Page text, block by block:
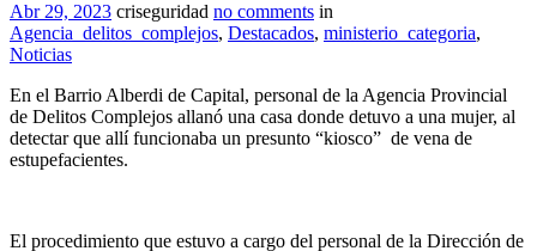
Abr 29, 2023 criseguridad no comments in
Agencia_delitos_complejos, Destacados, ministerio_categoria,
Noticias
En el Barrio Alberdi de Capital, personal de la Agencia Provincial
de Delitos Complejos allanó una casa donde detuvo a una mujer, al
detectar que allí funcionaba un presunto “kiosco” de vena de
estupefacientes.
El procedimiento que estuvo a cargo del personal de la Dirección de